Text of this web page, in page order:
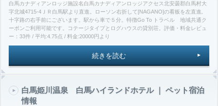
白馬カナディアンロッジ施設名白馬カナディアンロッジアクセス北安曇郡白馬村大
字北城4715-4ＪＲ白馬駅より直進。ローソン右折して[NAGANO]の看板を左直進。
十字路の右手前にございます。駅から車で５分。特徴Go To トラベル 地域共通ク
ーポンご利用可能です。コテージタイプとログハウスの貸別荘。評価・料金レビュ
ー：33件 / 平均:4.75点 / 料金:20000円より
続きを読む
白馬姫川温泉 白馬ハイランドホテル ｜ ペット宿泊
情報